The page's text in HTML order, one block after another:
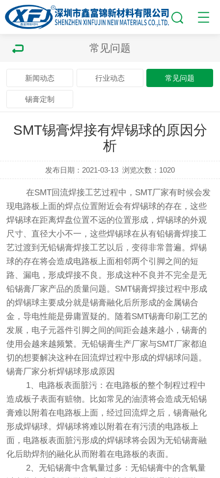
常见问题
新闻动态 行业动态 常见问题
锡膏定制
SMT锡膏焊接有焊锡球的原因分
析
发布日期：2021-03-13 浏览次数： 1020
在SMT回流焊接工艺过程中，SMT厂家有时候会发
现电路板上面的焊点位置附近会有焊锡球的存在，这些
焊锡球在距离焊盘位置不远的位置形成，焊锡球的外观
尺寸、直径大小不一，这些焊锡球在从有铅锡膏焊接工
艺过渡到无铅锡膏焊接工艺以后，变得非常普遍。焊锡
球的存在将会造成电路板上面相邻两个引脚之间的短
路、漏电，形成焊接不良。形成这种不良并不完全是无
铅锡膏厂家产品的质量问题。SMT锡膏焊接过程中形成
的焊锡球主要成分就是锡膏融化后所形成的金属锡合
金，导电性能是毋庸置疑的。随着SMT锡膏印刷工艺的
发展，电子元器件引脚之间的间距会越来越小，锡膏的
使用会越来越频繁。无铅锡膏生产厂家与SMT厂家都迫
切的想要解决这种在回流焊过程中形成的焊锡球问题。
锡膏厂家分析焊锡球形成原因
1、电路板表面脏污：在电路板的整个制程过程中
造成板子表面有赃物。比如常见的油渍将会造成无铅锡
膏难以附着在电路板上面，经过回流焊之后，锡膏融化
形成焊锡球。焊锡球将难以附着在有污渍的电路板上
面，电路板表面脏污形成的焊锡球将会因为无铅锡膏融
化后助焊剂的融化从而附着在电路板的表面。
2、无铅锡膏中含氧量过多：无铅锡膏中的含氧量